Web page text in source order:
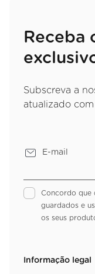
Receba
Subscreva a
atualizado
Concordo que
guardados e
os seus
Informação legal